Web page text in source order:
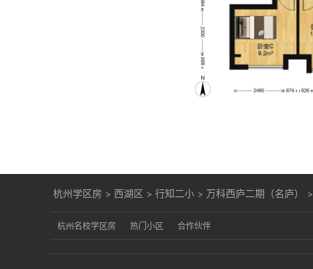
杭州学区房 > 西湖区 > 行知二小 > 万科西庐二期（名庐）
杭州名校学区房 热门小区 合作伙伴